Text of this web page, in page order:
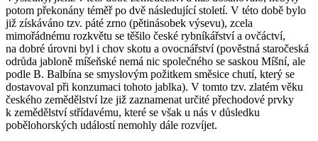
potom překonány téměř po dvě následující století. V této době bylo
již získáváno tzv. páté zrno (pětinásobek výsevu), zcela
mimořádnému rozkvětu se těšilo české rybníkářství a ovčáctví,
na dobré úrovni byl i chov skotu a ovocnářství (pověstná staročeská
odrůda jabloně míšeňské nemá nic společného se saskou Míšní, ale
podle B. Balbína se smyslovým požitkem směsice chutí, který se
dostavoval při konzumaci tohoto jablka). V tomto tzv. zlatém věku
českého zemědělství lze již zaznamenat určité přechodové prvky
k zemědělství střídavému, které se však u nás v důsledku
pobělohorských událostí nemohly dále rozvíjet.